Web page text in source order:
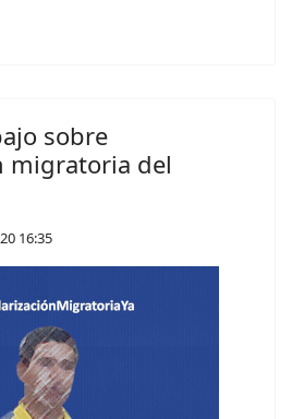
sobre
migratoria del
16:35